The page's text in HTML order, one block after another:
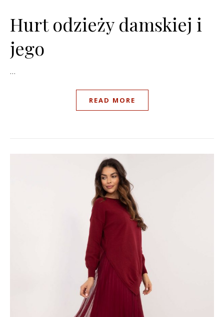
Hurt odzieży damskiej i
jego
…
READ MORE